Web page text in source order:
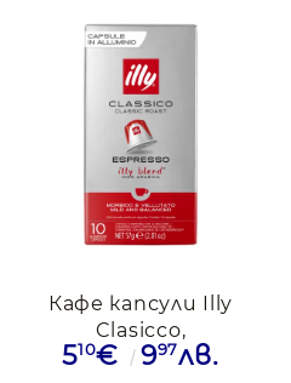
Кафе капсули Illy
Clasicco,
съвместими с
510€ 997лв.